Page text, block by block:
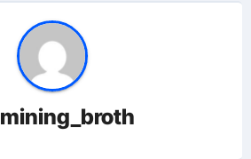
mining_broth